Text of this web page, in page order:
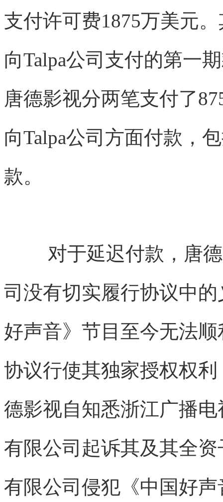
支付许可费1875万美元
向Talpa公司支付的第一
唐德影视分两笔支付了
向Talpa公司方面付款，
款。
对于延迟付款，唐
司没有切实履行协议中
好声音》节目至今无法
协议行使其独家授权权
德影视自知悉浙江广播
有限公司起诉其及其全
有限公司侵犯《中国好